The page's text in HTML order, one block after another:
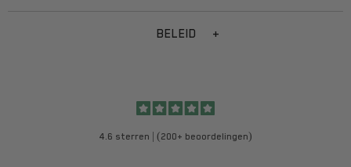
BELEID
4.6 sterren | (200+ beoordelingen)